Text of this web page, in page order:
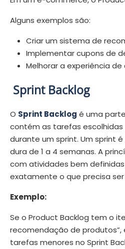
Alguns exemplos são:
Criar um sistema de
Implementar cupons de
Melhorar a experiência de
Sprint Backlog
O Sprint Backlog é uma
contém as tarefas
durante um sprint. Um sprint
dura de 1 a 4 semanas. A
com atividades bem
exatamente o que precisa
Exemplo:
Se o Product Backlog tem o
recomendação de produtos”,
tarefas menores no Sprint